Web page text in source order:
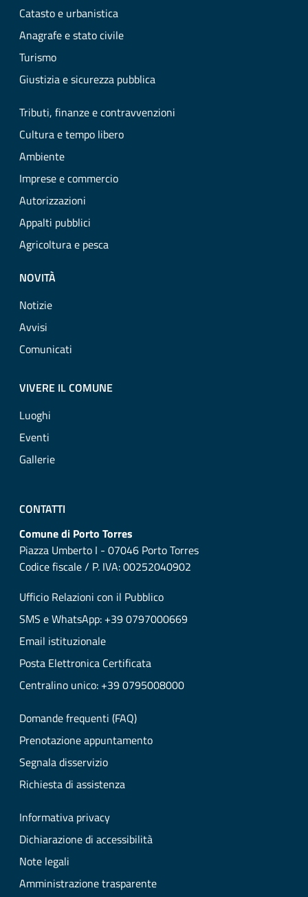
Catasto e urbanistica
Anagrafe e stato civile
Turismo
Giustizia e sicurezza pubblica
Tributi, finanze e contravvenzioni
Cultura e tempo libero
Ambiente
Imprese e commercio
Autorizzazioni
Appalti pubblici
Agricoltura e pesca
NOVITÀ
Notizie
Avvisi
Comunicati
VIVERE IL COMUNE
Luoghi
Eventi
Gallerie
CONTATTI
Comune di Porto Torres
Piazza Umberto I - 07046 Porto Torres
Codice fiscale / P. IVA: 00252040902
Ufficio Relazioni con il Pubblico
SMS e WhatsApp: +39 0797000669
Email istituzionale
Posta Elettronica Certificata
Centralino unico: +39 0795008000
Domande frequenti (FAQ)
Prenotazione appuntamento
Segnala disservizio
Richiesta di assistenza
Informativa privacy
Dichiarazione di accessibilità
Note legali
Amministrazione trasparente